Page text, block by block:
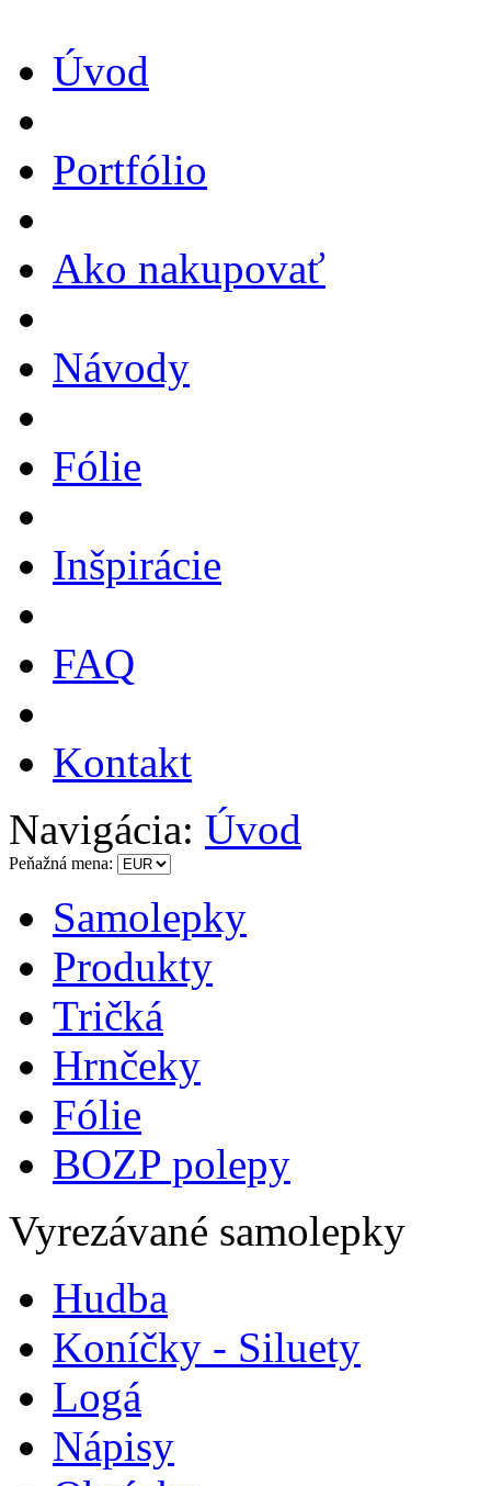
Úvod
Portfólio
Ako nakupovať
Návody
Fólie
Inšpirácie
FAQ
Kontakt
Navigácia: Úvod
Peňažná mena:
Samolepky
Produkty
Tričká
Hrnčeky
Fólie
BOZP polepy
Vyrezávané samolepky
Hudba
Koníčky - Siluety
Logá
Nápisy